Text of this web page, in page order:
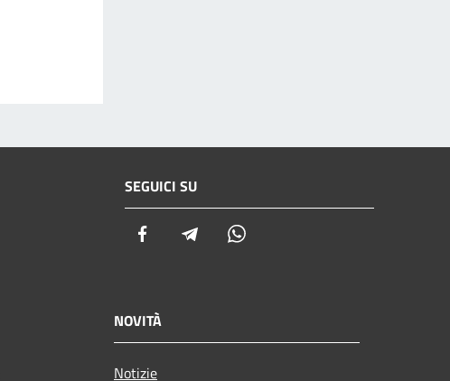
SEGUICI SU
Facebook Telegram
NOVITÀ
Notizie